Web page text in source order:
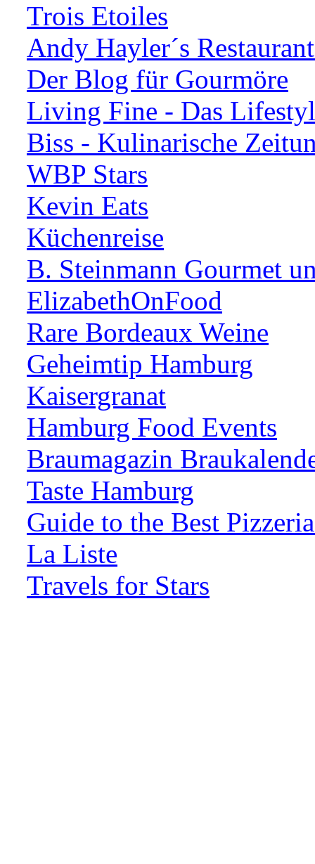
Trois Etoiles
Andy Hayler´s
Der Blog für Gourmöre
Living Fine - Das
Biss - Kulinarische
WBP Stars
Kevin Eats
Küchenreise
B. Steinmann Gourmet
ElizabethOnFood
Rare Bordeaux Weine
Geheimtip Hamburg
Kaisergranat
Hamburg Food Events
Braumagazin
Taste Hamburg
Guide to the Best
La Liste
Travels for Stars